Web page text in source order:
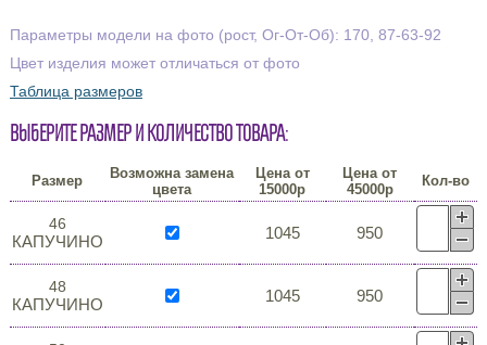
Параметры модели на фото (рост, Ог-От-Об): 170, 87-63-92
Цвет изделия может отличаться от фото
Таблица размеров
Выберите размер и количество товара:
Размер
Возможна замена
цвета
Цена от
15000р
Цена от
45000р
Кол-во
46
КАПУЧИНО 1045 950
48
КАПУЧИНО 1045 950